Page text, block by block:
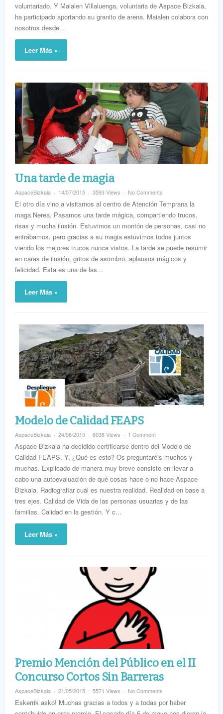
voluntariado. Y Maialen Villaluenga, voluntaria de Aspace Bizkaia,
ha participado aportando su granito de arena. Maialen colabora con
nosotros desde...
Leer Más »
Una tarde de magia
AspaceBizkaia 14/07/2015 3593 Views No Comments
El otro día vino a visitarnos al centro de Atención Temprana la
maga Nerea. Pasamos una tarde mágica, compartiendo trucos,
risas y mucha ilusión. Estuvimos un montón de personas, casi no
entrábamos, pero gracias a su magia estuvimos todos juntos
viendo los mejores trucos nunca vistos. La tarde se puede resumir
en caras de ilusión, gritos de asombro, aplausos mágicos y
felicidad. Esta es una de las...
Leer Más »
Modelo de Calidad FEAPS
AspaceBizkaia 24/06/2015 6038 Views 1 Comment
Aspace Bizkaia ha decidido certificarse dentro del Modelo de
Calidad FEAPS. Y, ¿Qué es esto? Os preguntaréis muchos y
muchas. Explicado de manera muy breve consiste en llevar a
cabo una autoevaluación de qué cosas hace o no hace Aspace
Bizkaia. Radiografiar cuál es nuestra realidad. Realidad en base a
tres ejes. Calidad de Vida de las personas usuarias y de las
familias. Calidad en la gestión. Y c...
Leer Más »
Premio Mención del Público en el II
Concurso Cortos Sin Barreras
AspaceBizkaia 21/05/2015 5571 Views No Comments
Eskerrik asko! Muchas gracias a todos y a todas por haber